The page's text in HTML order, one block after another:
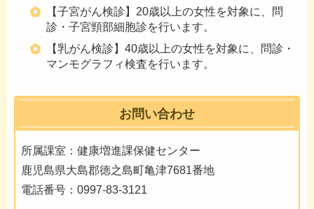
【子宮がん検診】20歳以上の女性を対象に、問
診・子宮頸部細胞診を行います。
【乳がん検診】40歳以上の女性を対象に、問診・
マンモグラフィ検査を行います。
お問い合わせ
所属課室：健康増進課保健センター
鹿児島県大島郡徳之島町亀津7681番地
電話番号：0997-83-3121